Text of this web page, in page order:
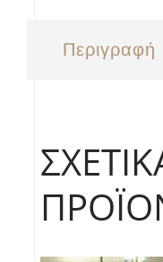
Περιγραφή